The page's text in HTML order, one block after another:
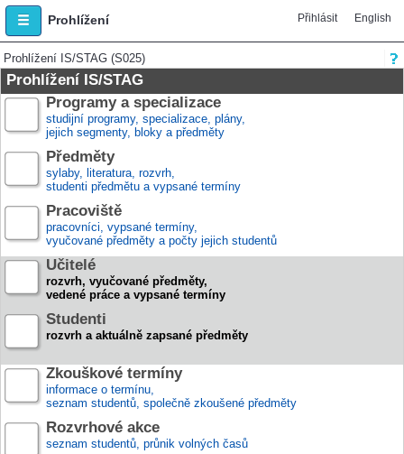
Prohlížení Přihlásit English
Prohlížení IS/STAG (S025)
Prohlížení IS/STAG
Programy a specializace
studijní programy, specializace, plány,
jejich segmenty, bloky a předměty
Předměty
sylaby, literatura, rozvrh,
studenti předmětu a vypsané termíny
Pracoviště
pracovníci, vypsané termíny,
vyučované předměty a počty jejich studentů
Učitelé
rozvrh, vyučované předměty,
vedené práce a vypsané termíny
Studenti
rozvrh a aktuálně zapsané předměty
Zkouškové termíny
informace o termínu,
seznam studentů, společně zkoušené předměty
Rozvrhové akce
seznam studentů, průnik volných časů